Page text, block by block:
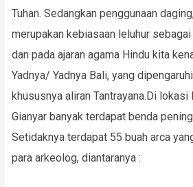
Tuhan. Sedangkan penggunaan
merupakan kebiasaan leluhur
dan pada ajaran agama Hindu kita
Yadnya/ Yadnya Bali, yang
khususnya aliran Tantrayana.Di lokasi
Gianyar banyak terdapat benda
Setidaknya terdapat 55 buah arca
para arkeolog, diantaranya :